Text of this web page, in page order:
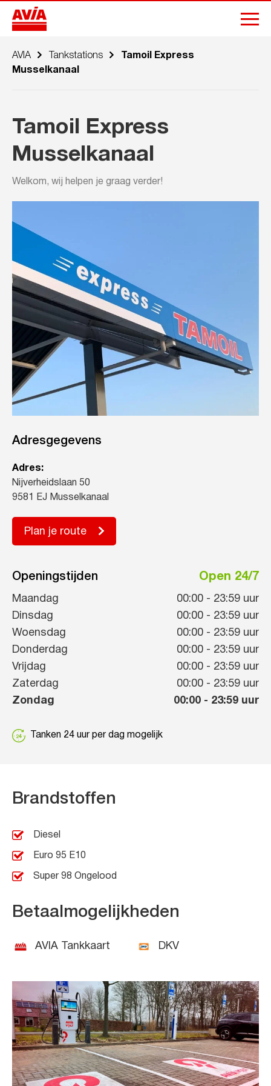
AVIA Tankstations
Tamoil Express
Musselkanaal
Tamoil Express
Musselkanaal
Welkom, wij helpen je graag verder!
Adresgegevens
Adres:
Nijverheidslaan 50
9581 EJ Musselkanaal
Plan je route
Openingstijden Open 24/7
Maandag 00:00 - 23:59 uur
Dinsdag
00:00 - 23:59 uur
Woensdag
00:00 - 23:59 uur
Donderdag
00:00 - 23:59 uur
Vrijdag
00:00 - 23:59 uur
Zaterdag
00:00 - 23:59 uur
Zondag
00:00 - 23:59 uur
Tanken 24 uur per dag mogelijk
Brandstoffen
Diesel
Euro 95 E10
Super 98 Ongelood
Betaalmogelijkheden
AVIA Tankkaart DKV